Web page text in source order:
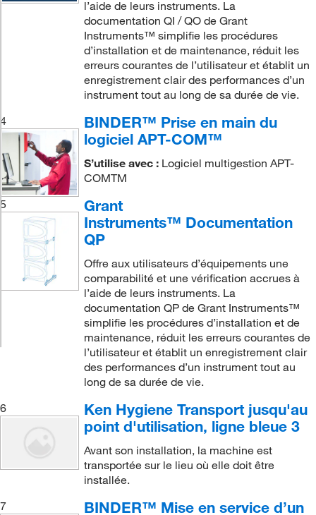
l’aide de leurs instruments. La
documentation QI / QO de Grant
Instruments™ simplifie les procédures
d’installation et de maintenance, réduit les
erreurs courantes de l’utilisateur et établit un
enregistrement clair des performances d’un
instrument tout au long de sa durée de vie.
4
BINDER™ Prise en main du
logiciel APT-COM™
S’utilise avec :Logiciel multigestion APT-
COMTM
5
Grant
Instruments™ Documentation
QP
Offre aux utilisateurs d’équipements une
comparabilité et une vérification accrues à
l’aide de leurs instruments. La
documentation QP de Grant Instruments™
simplifie les procédures d’installation et de
maintenance, réduit les erreurs courantes de
l’utilisateur et établit un enregistrement clair
des performances d’un instrument tout au
long de sa durée de vie.
6
Ken Hygiene Transport jusqu'au
point d'utilisation, ligne bleue 3
Avant son installation, la machine est
transportée sur le lieu où elle doit être
installée.
7
BINDER™ Mise en service d’un